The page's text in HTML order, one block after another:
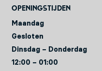
Openingstijden
Maandag
Gesloten
Dinsdag – Donderdag
12:00 – 01:00